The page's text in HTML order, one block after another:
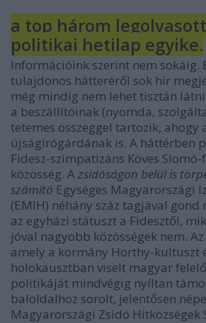
a top három
politikai hetilap egyike.
Információink szerint nem sokáig.
tulajdonos hátteréről sok hír
még mindig nem lehet tisztán
a beszállítóinak (nyomda,
tetemes összeggel tartozik, ahogy
újságírógárdának is. A háttérben
Fidesz-szimpatizáns Köves
közösség. A zsidóságon belül is
számító Egységes Magyarországi
(EMIH) néhány száz tagjával
az egyházi státuszt a Fidesztől,
jóval nagyobb közösségek nem.
amely a kormány Horthy-kultuszt
holokausztban viselt magyar
politikáját mindvégig nyíltan
baloldalhoz sorolt, jelentősen
Magyarországi Zsidó Hitközségek